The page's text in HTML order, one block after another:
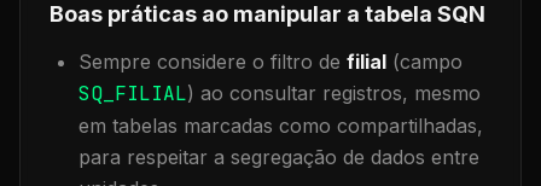
Boas práticas ao manipular a tabela SQN
Sempre considere o filtro de filial (campo
SQ_FILIAL) ao consultar registros, mesmo
em tabelas marcadas como compartilhadas,
para respeitar a segregação de dados entre